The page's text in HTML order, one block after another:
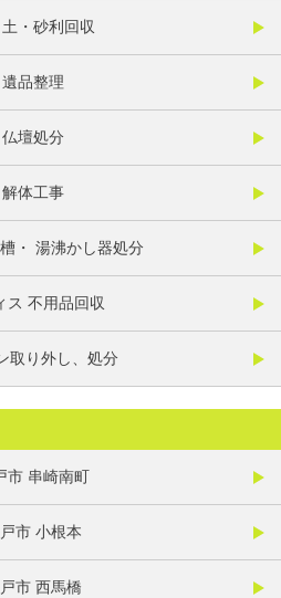
・砂利回収
遺品整理
仏壇処分
解体工事
・ 湯沸かし器処分
ス 不用品回収
取り外し、処分
市 串崎南町
市 小根本
市 西馬橋